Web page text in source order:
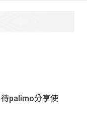
palimo分享使